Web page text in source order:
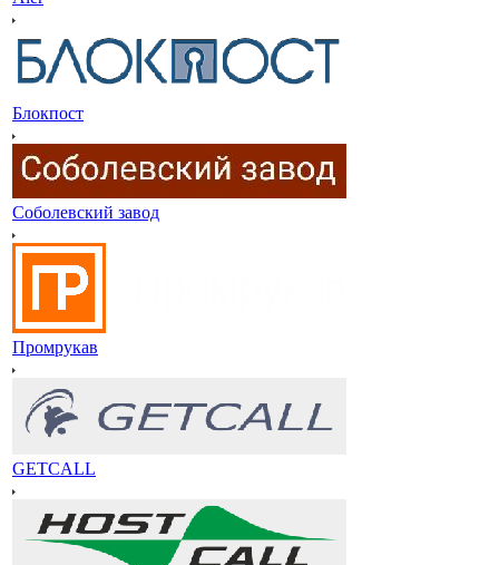
Блокпост
Соболевский завод
Промрукав
GETCALL